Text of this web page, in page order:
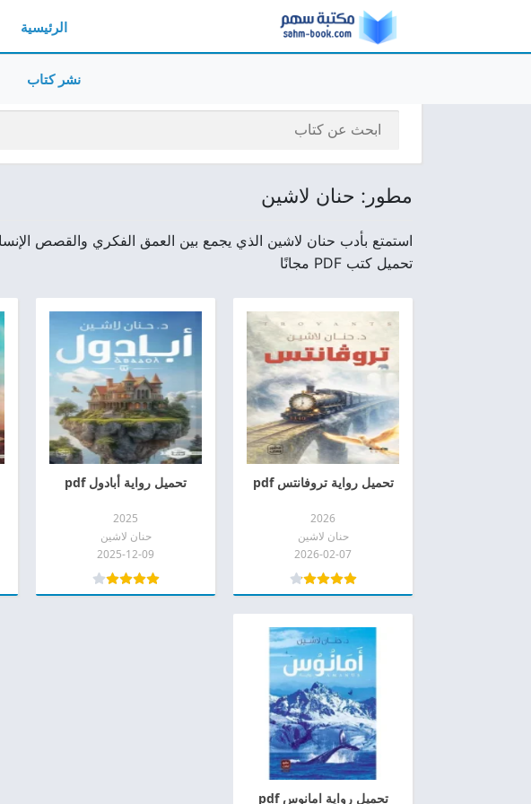
الرئيسية
نشر كتاب
مطور: حنان لاشين
استمتع بأدب حنان لاشين الذي يجمع بين العمق الفكري والقصص
تحميل كتب PDF مجانًا
تحميل رواية تروفانتس pdf
2026
حنان لاشين
2026-02-07
تحميل رواية أبادول pdf
2025
حنان لاشين
2025-12-09
تحميل رواية امانوس pdf